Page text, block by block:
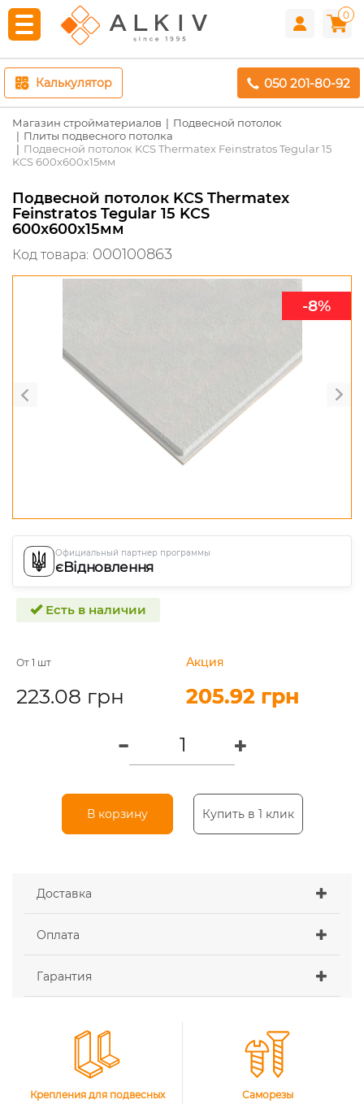
0
Калькулятор 050 201-80-92
Магазин стройматериалов
Подвесной потолок
Плиты подвесного потолка
Подвесной потолок KCS Thermatex Feinstratos Tegular 15
KCS 600х600х15мм
Подвесной потолок KCS Thermatex
Feinstratos Tegular 15 KCS
600х600х15мм
Код товара: 000100863
-8%
Официальный партнер программы
єВідновлення
Есть в наличии
От 1 шт
223.08 грн
Акция
205.92 грн
Акция
205.92 грн
В корзину Купить в 1 клик
Доставка
Оплата
Гарантия
Крепления для подвесных
Саморезы